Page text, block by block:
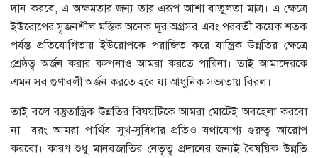
দান করবে, এ অক্ষমতার জন্য তার এরূপ আশা বাতুলতা মাত্র। এ ক্ষেত্রে
ইউরোপের সৃজনশীল মস্তিক অনেক দূর অগ্রসর এবং পরবর্তী কয়েক শতক
পর্যন্ত প্রতিযোগিতায় ইউরোপকে পরাজিত করে যান্ত্রিক উন্নতির ক্ষেত্রে
শ্রেষ্ঠত্ব অর্জন করার কল্পনাও আমরা করতে পারিনা। তাই আমাদেরকে
এমন সব গুণাবলী অর্জন করতে হবে যা আধুনিক সভ্যতায় বিরল।
তাই বলে বস্তুতান্ত্রিক উন্নতির বিষয়টিকে আমরা মোটেই অবহেলা করবো
না। বরং আমরা পার্থিব সুখ-সুবিধার প্রতিও যথাযোগ্য গুরুত্ব আরোপ
করবো। কারণ শুধু মানবজাতির নেতৃত্ব প্রদানের জন্যই বৈষয়িক উন্নতি